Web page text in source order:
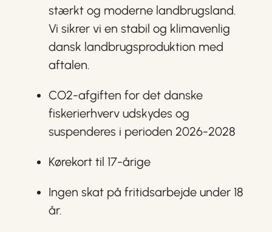
stærkt og moderne landbrugsland.
Vi sikrer vi en stabil og klimavenlig
dansk landbrugsproduktion med
aftalen.
CO2-afgiften for det danske
fiskerierhverv udskydes og
suspenderes i perioden 2026-2028
Kørekort til 17-årige
Ingen skat på fritidsarbejde under 18
år.